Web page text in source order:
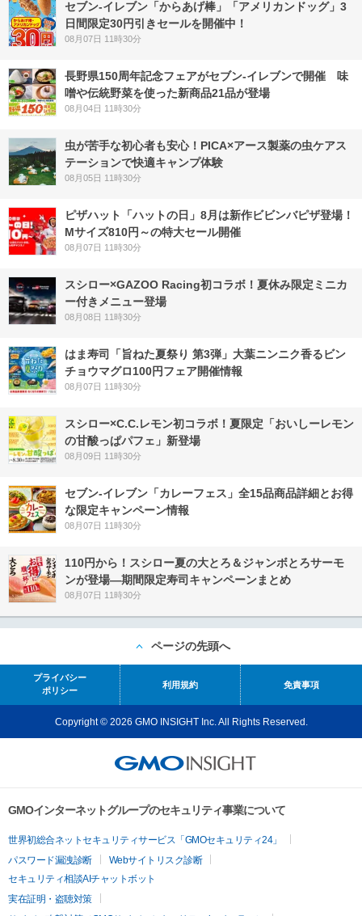
セブン‐イレブン「からあげ棒」「アメリカンドッグ」3
日間限定30円引きセールを開催中！
08月07日 11時30分
長野県150周年記念フェアがセブン-イレブンで開催 味
噌や伝統野菜を使った新商品21品が登場
08月04日 11時30分
虫が苦手な初心者も安心！PICA×アース製薬の虫ケアス
テーションで快適キャンプ体験
08月05日 11時30分
ピザハット「ハットの日」8月は新作ビビンバピザ登場！
Mサイズ810円～の特大セール開催
08月07日 11時30分
スシロー×GAZOO Racing初コラボ！夏休み限定ミニカ
ー付きメニュー登場
08月08日 11時30分
はま寿司「旨ねた夏祭り 第3弾」大葉ニンニク香るビン
チョウマグロ100円フェア開催情報
08月07日 11時30分
スシロー×C.C.レモン初コラボ！夏限定「おいしーレモン
の甘酸っぱパフェ」新登場
08月09日 11時30分
セブン‐イレブン「カレーフェス」全15品商品詳細とお得
な限定キャンペーン情報
08月07日 11時30分
110円から！スシロー夏の大とろ＆ジャンボとろサーモ
ンが登場―期間限定寿司キャンペーンまとめ
08月07日 11時30分
ページの先頭へ
プライバシー
ポリシー
利用規約 免責事項
Copyright © 2026 GMO INSIGHT Inc. All Rights Reserved.
GMOインターネットグループのセキュリティ事業について
世界初総合ネットセキュリティサービス「GMOセキュリティ24」
パスワード漏洩診断
Webサイトリスク診断
セキュリティ相談AIチャットボット
実在証明・盗聴対策